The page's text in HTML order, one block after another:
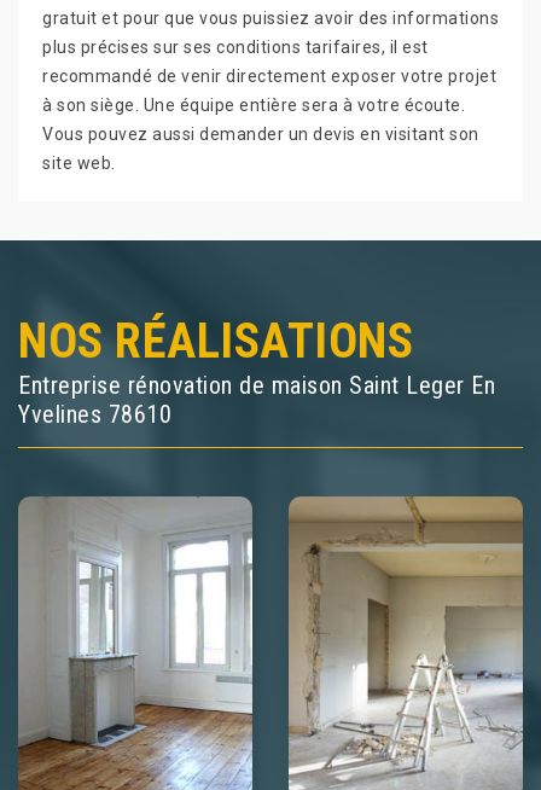
gratuit et pour que vous puissiez avoir des informations
plus précises sur ses conditions tarifaires, il est
recommandé de venir directement exposer votre projet
à son siège. Une équipe entière sera à votre écoute.
Vous pouvez aussi demander un devis en visitant son
site web.
NOS RÉALISATIONS
Entreprise rénovation de maison Saint Leger En
Yvelines 78610